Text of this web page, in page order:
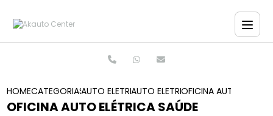
HOMECATEGORIASAUTO ELETRICASAUTO ELETRICA ABERTA HOJE
OFICINA AUTO
OFICINA AUTO ELÉTRICA SAÚDE